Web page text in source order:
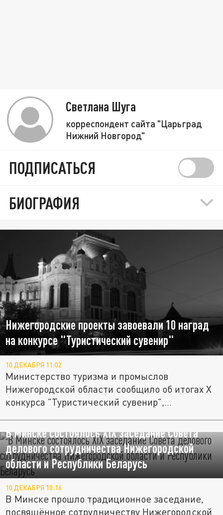
Светлана Шуга
корреспондент сайта "Царьград
Нижний Новгород"
ПОДПИСАТЬСЯ
БИОГРАФИЯ
Нижегородские проекты завоевали 10 наград
на конкурсе "Туристический сувенир"
10 ДЕКАБРЯ 11:02
Министерство туризма и промыслов
Нижегородской области сообщило об итогах Х
конкурса "Туристический сувенир",...
В Минске состоялось XIХ заседание Совета
делового сотрудничества Нижегородской
области и Республики Беларусь
10 ДЕКАБРЯ 10:16
В Минске прошло традиционное заседание,
посвящённое сотрудничеству Нижегородской